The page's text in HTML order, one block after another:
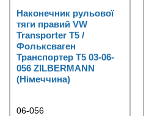
Наконечник рульової
тяги правий VW
Transporter T5 /
Фольксваген
Транспортер Т5 03-06-
056 ZILBERMANN
(Німеччина)
06-056